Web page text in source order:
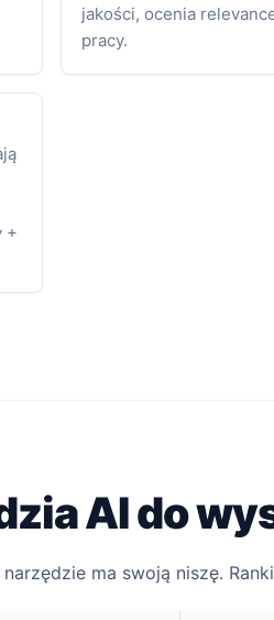
jakości, ocenia
pracy.
+
AI do
ma swoją niszę.